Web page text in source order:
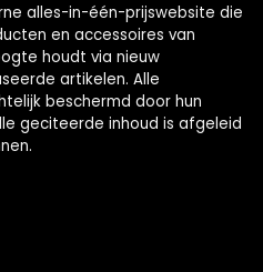
alles-in-één-prijswebsite die
en accessoires van
houdt via nieuw
artikelen. Alle
beschermd door hun
geciteerde inhoud is afgeleid